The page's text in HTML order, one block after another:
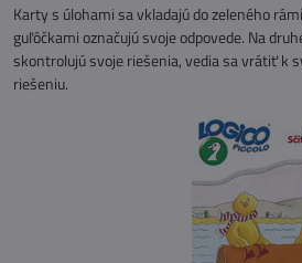
Karty s úlohami sa vkladajú do zeleného
guľôčkami označujú svoje odpovede. Na
skontrolujú svoje riešenia, vedia sa vrátiť k
riešeniu.